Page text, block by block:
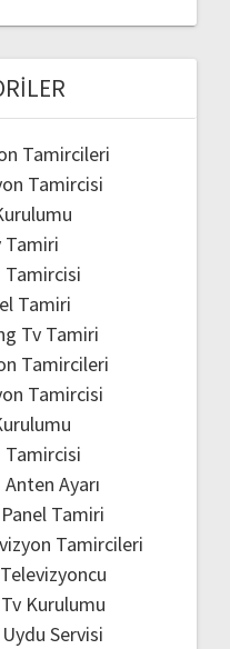
Tamircileri
Tamircisi
Tamiri
Tamircisi
Tamiri
Tv Tamiri
Tamircileri
Tamircisi
Tamircisi
Ayarı
Tamiri
Tamircileri
Kurulumu
Servisi